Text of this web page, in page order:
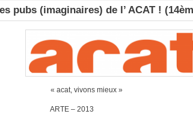
pubs (imaginaires) de l’ ACAT !
vivons mieux »
– 2013